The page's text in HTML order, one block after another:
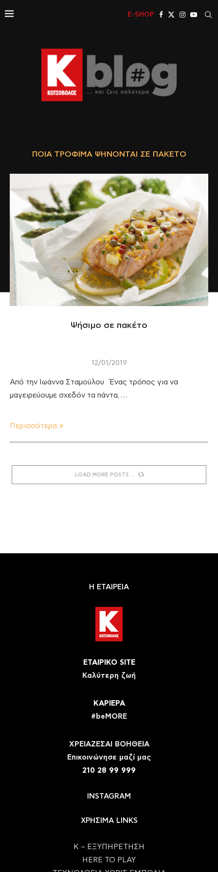
E-SHOP
ΠΟΙΑ ΤΡΌΦΙΜΑ ΨΉΝΟΝΤΑΙ ΣΕ ΠΑΚΈΤΟ
Ψήσιμο σε πακέτο
12/01/2019
Από την Ιωάννα Σταμούλου Ένας τρόπος για να
μαγειρεύουμε σχεδόν τα πάντα, …
Περισσότερα
LOAD MORE POSTS
Η ΕΤΑΙΡΕΙΑ
ΕΤΑΙΡΙΚΟ SITE
Καλύτερη ζωή
ΚΑΡΙΕΡΑ
#beMORE
ΧΡΕΙΑΖΕΣΑΙ ΒΟΗΘΕΙΑ
Eπικοινώνησε μαζί μας
210 28 99 999
INSTAGRAM
ΧΡΗΣΙΜΑ LINKS
Κ – ΕΞΥΠΗΡΕΤΗΣΗ
HERE TO PLAY